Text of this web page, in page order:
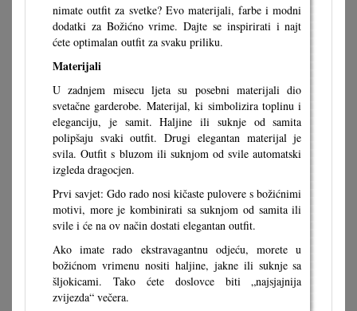
nimate outfit za svetke? Evo materijali, farbe i modni
dodatki za Božićno vrime. Dajte se inspirirati i najt
ćete optimalan outfit za svaku priliku.
Materijali
U zadnjem misecu ljeta su posebni materijali dio
svetačne garderobe. Materijal, ki simbolizira toplinu i
eleganciju, je samit. Haljine ili suknje od samita
polipšaju svaki outfit. Drugi elegantan materijal je
svila. Outfit s bluzom ili suknjom od svile automatski
izgleda dragocjen.
Prvi savjet: Gdo rado nosi kičaste pulovere s božićnimi
motivi, more je kombinirati sa suknjom od samita ili
svile i će na ov način dostati elegantan outfit.
Ako imate rado ekstravagantnu odjeću, morete u
božićnom vrimenu nositi haljine, jakne ili suknje sa
šljokicami. Tako ćete doslovce biti „najsjajnija
zvijezda“ večera.